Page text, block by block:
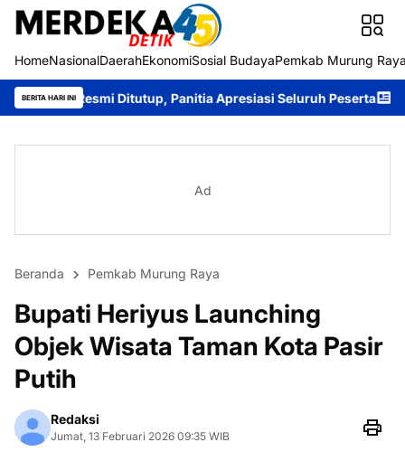
HomeNasionalDaerahEkonomiSosial BudayaPemkab Murung
BERITA HARI INI
Ditutup, Panitia Apresiasi Seluruh Peserta Bupati Heriyus
Ad
Beranda Pemkab Murung Raya
Bupati Heriyus Launching
Objek Wisata Taman Kota Pasir
Putih
Redaksi
Jumat, 13 Februari 2026 09:35 WIB